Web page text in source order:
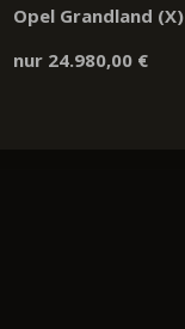
Opel Grandland (X)
nur 24.980,00 €